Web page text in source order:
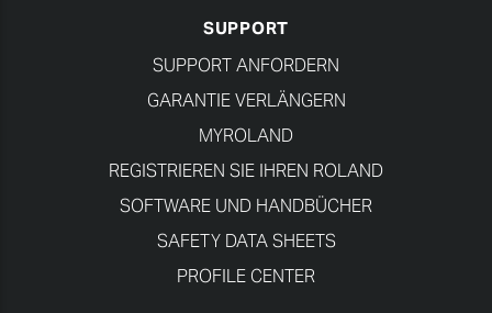
SUPPORT
SUPPORT ANFORDERN
GARANTIE VERLÄNGERN
MYROLAND
REGISTRIEREN SIE IHREN ROLAND
SOFTWARE UND HANDBÜCHER
SAFETY DATA SHEETS
PROFILE CENTER